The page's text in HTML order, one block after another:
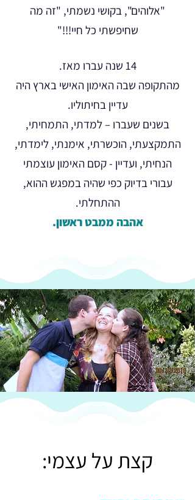
"אלוהים", בקושי נשמתי, "זה מה
שחיפשתי כל חיי!!!"
14 שנה עברו מאז.
מהתקופה שבה האימון האישי בארץ היה
עדיין בחיתוליו.
בשנים שעברו – למדתי, התמחיתי,
התמקצעתי, הוכשרתי, אימנתי, לימדתי,
הנחיתי, ועדיין - קסם האימון עוצמתי
עבורי בדיוק כפי שהיה במפגש ההוא,
ההתחלתי.
אהבה ממבט ראשון.
קצת על עצמי: